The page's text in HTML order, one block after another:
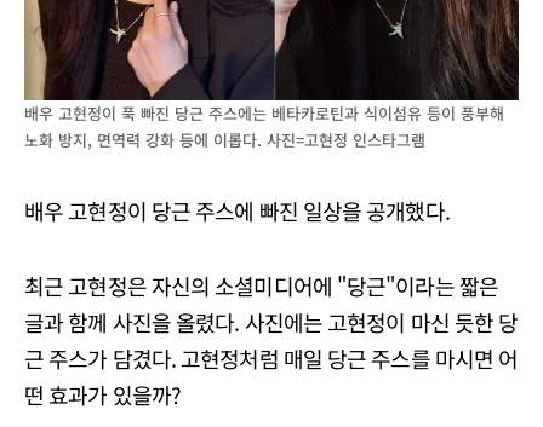
배우 고현정이 푹 빠진 당근 주스에는 베타카로틴과 식이섬유 등이 풍부해
노화 방지, 면역력 강화 등에 이롭다. 사진=고현정 인스타그램
배우 고현정이 당근 주스에 빠진 일상을 공개했다.
최근 고현정은 자신의 소셜미디어에 "당근"이라는 짧은
글과 함께 사진을 올렸다. 사진에는 고현정이 마신 듯한 당
근 주스가 담겼다. 고현정처럼 매일 당근 주스를 마시면 어
떤 효과가 있을까?